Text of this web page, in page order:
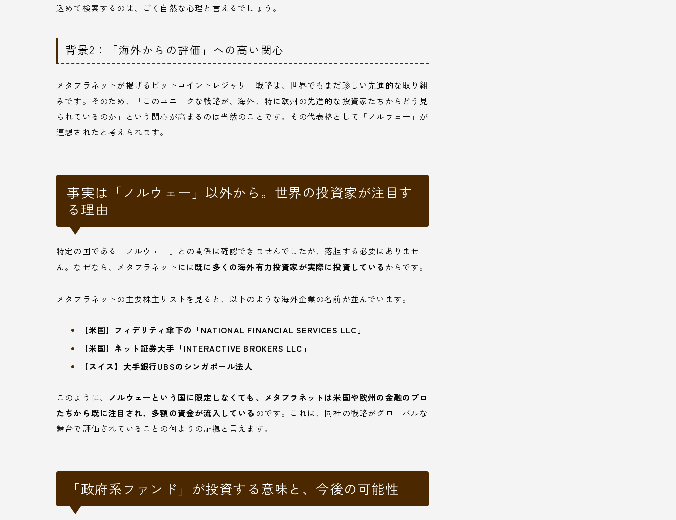
込めて検索するのは、ごく自然な心理と言えるでしょう。
背景2：「海外からの評価」への高い関心
メタプラネットが掲げるビットコイントレジャリー戦略は、世界でもまだ珍しい先進的な取り組
みです。そのため、「このユニークな戦略が、海外、特に欧州の先進的な投資家たちからどう見
られているのか」という関心が高まるのは当然のことです。その代表格として「ノルウェー」が
連想されたと考えられます。
事実は「ノルウェー」以外から。世界の投資家が注目す
る理由
特定の国である「ノルウェー」との関係は確認できませんでしたが、落胆する必要はありませ
ん。なぜなら、メタプラネットには既に多くの海外有力投資家が実際に投資している からです。
メタプラネットの主要株主リストを見ると、以下のような海外企業の名前が並んでいます。
【米国】フィデリティ傘下の「NATIONAL FINANCIAL SERVICES LLC」
【米国】ネット証券大手「INTERACTIVE BROKERS LLC」
【スイス】大手銀行UBSのシンガポール法人
このように、
ノルウェーという国に限定しなくても、メタプラネットは米国や欧州の金融のプロ
たちから既に注目され、多額の資金が流入している のです。これは、同社の戦略がグローバルな
舞台で評価されていることの何よりの証拠と言えます。
「政府系ファンド」が投資する意味と、今後の可能性